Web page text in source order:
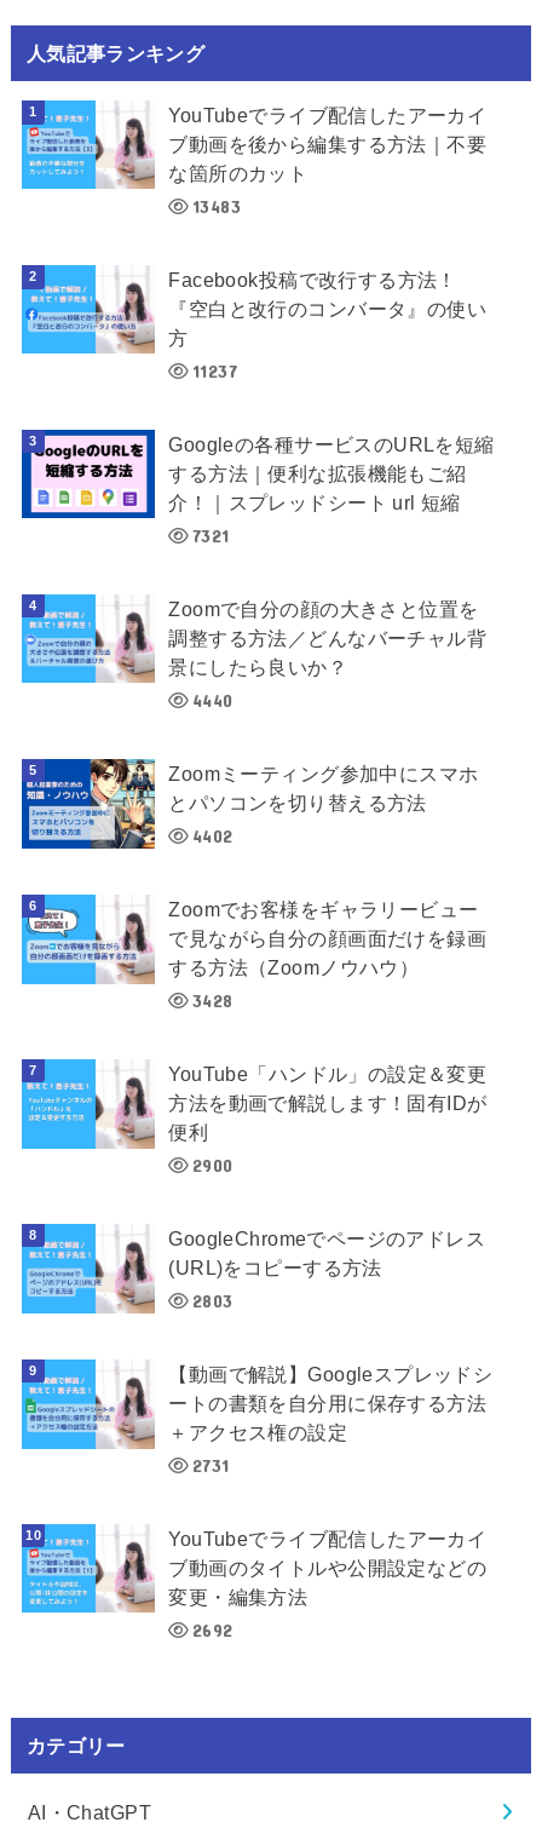
人気記事ランキング
YouTubeでライブ配信したアーカイ
ブ動画を後から編集する方法｜不要
な箇所のカット
13483
Facebook投稿で改行する方法！
『空白と改行のコンバータ』の使い
方
11237
Googleの各種サービスのURLを短縮
する方法｜便利な拡張機能もご紹
介！｜スプレッドシート url 短縮
7321
Zoomで自分の顔の大きさと位置を
調整する方法／どんなバーチャル背
景にしたら良いか？
4440
Zoomミーティング参加中にスマホ
とパソコンを切り替える方法
4402
Zoomでお客様をギャラリービュー
で見ながら自分の顔画面だけを録画
する方法（Zoomノウハウ）
3428
YouTube「ハンドル」の設定＆変更
方法を動画で解説します！固有IDが
便利
2900
GoogleChromeでページのアドレス
(URL)をコピーする方法
2803
【動画で解説】Googleスプレッドシ
ートの書類を自分用に保存する方法
＋アクセス権の設定
2731
YouTubeでライブ配信したアーカイ
ブ動画のタイトルや公開設定などの
変更・編集方法
2692
カテゴリー
AI・ChatGPT